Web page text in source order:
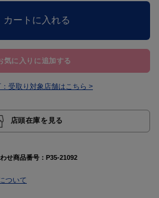
カートに入れる
気に入りに追加する
受取り対象店舗はこちら >
店頭在庫を見る
せ商品番号： P35-21092
ついて